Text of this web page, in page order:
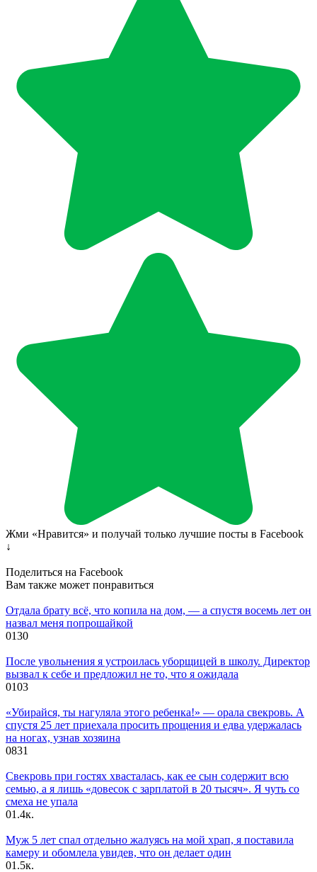
Жми «Нравится» и получай только лучшие посты в Facebook
↓
Поделиться на Facebook
Вам также может понравиться
Отдала брату всё, что копила на дом, — а спустя восемь лет он
назвал меня попрошайкой
0130
После увольнения я устроилась уборщицей в школу. Директор
вызвал к себе и предложил не то, что я ожидала
0103
«Убирайся, ты нагуляла этого ребенка!» — орала свекровь. А
спустя 25 лет приехала просить прощения и едва удержалась
на ногах, узнав хозяина
0831
Свекровь при гостях хвасталась, как ее сын содержит всю
семью, а я лишь «довесок с зарплатой в 20 тысяч». Я чуть со
смеха не упала
01.4к.
Муж 5 лет спал отдельно жалуясь на мой храп, я поставила
камеру и обомлела увидев, что он делает один
01.5к.